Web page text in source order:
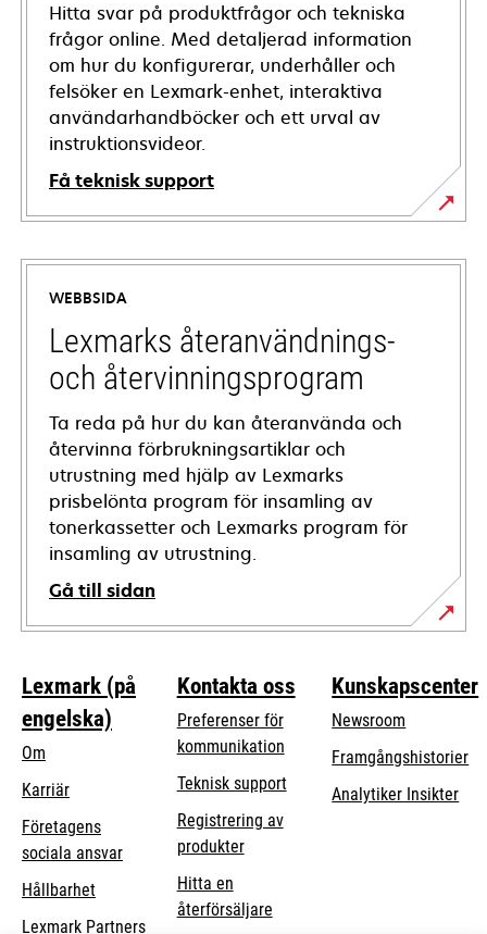
Hitta svar på produktfrågor och tekniska
frågor online. Med detaljerad information
om hur du konfigurerar, underhåller och
felsöker en Lexmark-enhet, interaktiva
användarhandböcker och ett urval av
instruktionsvideor.
Få teknisk support
opens
in
new
tab
WEBBSIDA
Lexmarks återanvändnings-
och återvinningsprogram
Ta reda på hur du kan återanvända och
återvinna förbrukningsartiklar och
utrustning med hjälp av Lexmarks
prisbelönta program för insamling av
tonerkassetter och Lexmarks program för
insamling av utrustning.
Gå till sidan
Lexmark (på
engelska)
Om
Karriär
Företagens
sociala ansvaropens
Hållbarhet
Lexmark Partners
Kontakta oss
Preferenser för
kommunikation
Teknisk supportopens
Registrering av
produkter
Hitta en
återförsäljare
Kunskapscenter
Newsroom
Framgångshistorier
Analytiker Insikter